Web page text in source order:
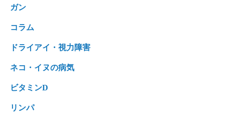
ガン
コラム
ドライアイ・視力障害
ネコ・イヌの病気
ビタミンD
リンパ